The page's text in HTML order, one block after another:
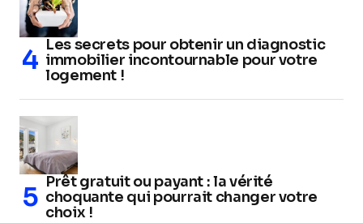
Les secrets pour obtenir un diagnostic
immobilier incontournable pour votre
logement !
Prêt gratuit ou payant : la vérité
choquante qui pourrait changer votre
choix !